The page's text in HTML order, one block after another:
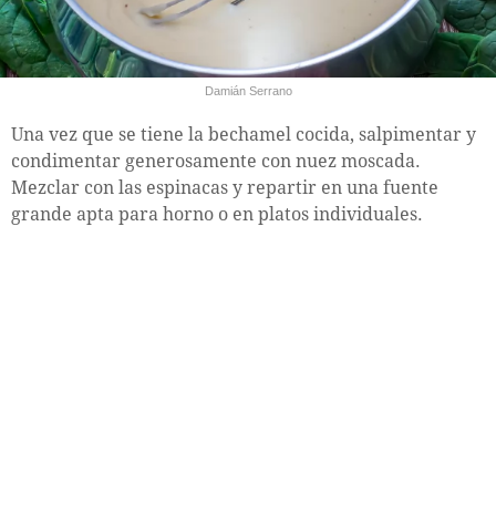
Damián Serrano
Una vez que se tiene la bechamel cocida, salpimentar y
condimentar generosamente con nuez moscada.
Mezclar con las espinacas y repartir en una fuente
grande apta para horno o en platos individuales.